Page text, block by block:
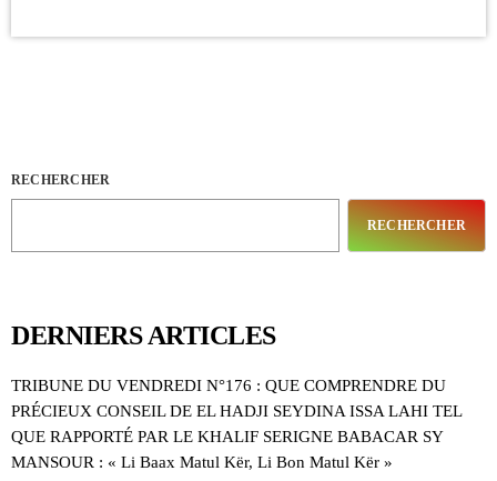
RECHERCHER
RECHERCHER
DERNIERS ARTICLES
TRIBUNE DU VENDREDI N°176 : QUE COMPRENDRE DU
PRÉCIEUX CONSEIL DE EL HADJI SEYDINA ISSA LAHI TEL
QUE RAPPORTÉ PAR LE KHALIF SERIGNE BABACAR SY
MANSOUR : « Li Baax Matul Kër, Li Bon Matul Kër »